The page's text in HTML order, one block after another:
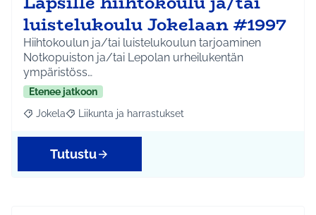
luistelukoulu Jokelaan #1997
Hiihtokoulun ja/tai luistelukoulun tarjoaminen
Notkopuiston ja/tai Lepolan urheilukentän
ympäristöss…
Etenee jatkoon
Rajaa tulokset aihepiirin mukaan: Jokela
Jokela Rajaa tulokset teeman mukaan: Liikunta ja
Liikunta ja harrastukset
Tutustu